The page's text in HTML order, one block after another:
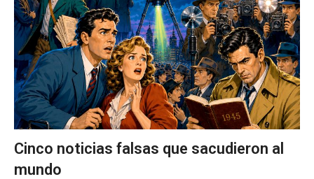
Cinco noticias falsas que sacudieron al
mundo